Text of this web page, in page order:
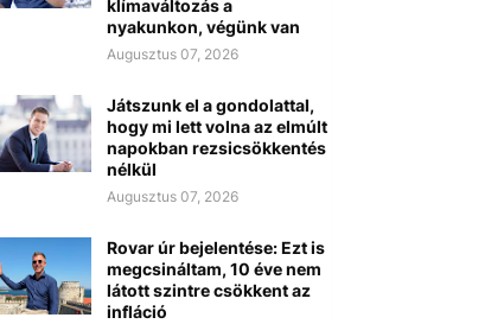
klímaváltozás a
nyakunkon, végünk van
Augusztus 07, 2026
Játszunk el a gondolattal,
hogy mi lett volna az elmúlt
napokban rezsicsökkentés
nélkül
Augusztus 07, 2026
Rovar úr bejelentése: Ezt is
megcsináltam, 10 éve nem
látott szintre csökkent az
infláció